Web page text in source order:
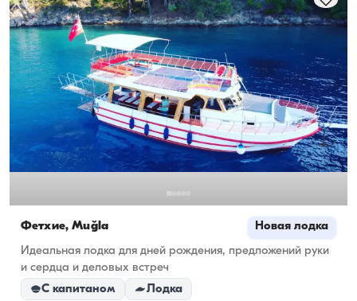
Фетхие, Muğla Новая лодка
Идеальная лодка для дней рождения, предложений руки
и сердца и деловых встреч
С капитаном
Лодка